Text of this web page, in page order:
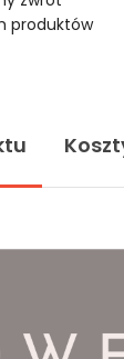
produktów